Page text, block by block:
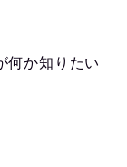
何か知りたい